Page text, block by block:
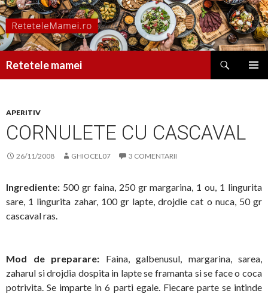
Retetele mamei
APERITIV
CORNULETE CU CASCAVAL
26/11/2008 GHIOCEL07 3 COMENTARII
Ingrediente: 500 gr faina, 250 gr margarina, 1 ou, 1 lingurita
sare, 1 lingurita zahar, 100 gr lapte, drojdie cat o nuca, 50 gr
cascaval ras.
Mod de preparare: Faina, galbenusul, margarina, sarea,
zaharul si drojdia dospita in lapte se framanta si se face o coca
potrivita. Se imparte in 6 parti egale. Fiecare parte se intinde